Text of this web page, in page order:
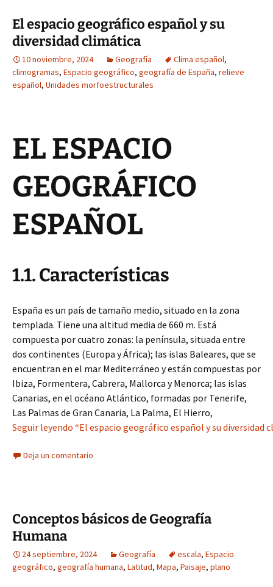
El espacio geográfico español y su
diversidad climática
10 noviembre, 2024 Geografía Clima español,
climogramas, Espacio geográfico, geografía de España, relieve
español, Unidades morfoestructurales
EL ESPACIO
GEOGRÁFICO
ESPAÑOL
1.1. Características
España es un país de tamaño medio, situado en la zona
templada. Tiene una altitud media de 660 m. Está
compuesta por cuatro zonas: la península, situada entre
dos continentes (Europa y África); las islas Baleares, que se
encuentran en el mar Mediterráneo y están compuestas por
Ibiza, Formentera, Cabrera, Mallorca y Menorca; las islas
Canarias, en el océano Atlántico, formadas por Tenerife,
Las Palmas de Gran Canaria, La Palma, El Hierro,
Seguir leyendo “El espacio geográfico español y su diversidad
Deja un comentario
Conceptos básicos de Geografía
Humana
24 septiembre, 2024 Geografía escala, Espacio
geográfico, geografía humana, Latitud, Mapa, Paisaje, plano